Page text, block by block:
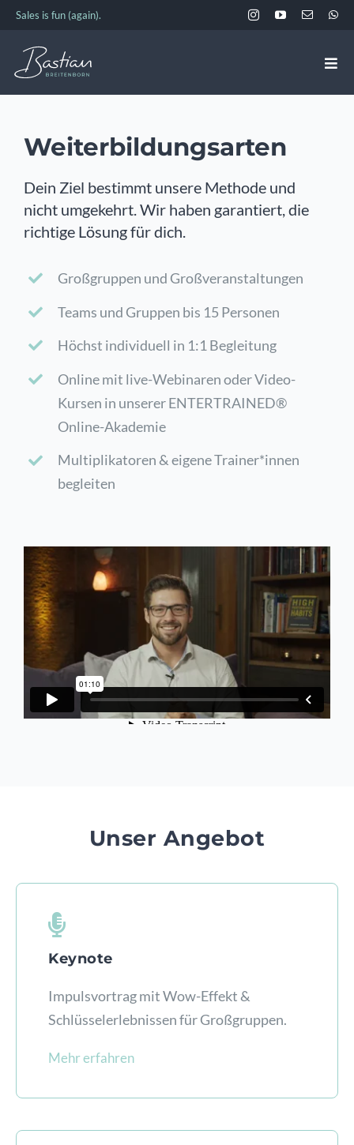
Zum
springen
Sales is fun (again).
ÜBER BASTIAN
AKADEMIE
KONTAKT
Weiterbildungsarten
Dein Ziel bestimmt unsere Methode und
nicht umgekehrt. Wir haben garantiert, die
richtige Lösung für dich.
Großgruppen und Großveranstaltungen
Teams und Gruppen bis 15 Personen
Höchst individuell in 1:1 Begleitung
Online mit live-Webinaren oder Video-
Kursen in unserer ENTERTRAINED®
Online-Akademie
Multiplikatoren & eigene Trainer*innen
begleiten
Unser Angebot
Keynote
Impulsvortrag mit Wow-Effekt &
Schlüsselerlebnissen für Großgruppen.
Mehr erfahren